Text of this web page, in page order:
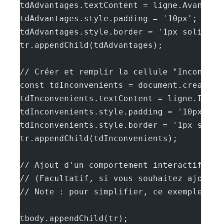
tdAdvantages.textContent =
tdAdvantages.style.padding = '10px';
tdAdvantages.style.border = '1px solid
tr.appendChild(tdAdvantages);
// Créer et remplir la cellule
const tdInconvenients =
tdInconvenients.textContent =
tdInconvenients.style.padding = '10px';
tdInconvenients.style.border = '1px
tr.appendChild(tdInconvenients);
// Ajout d'un comportement interactif
// (Facultatif, si vous souhaitez
// Note : pour simplifier, ce exemple
tbody.appendChild(tr);